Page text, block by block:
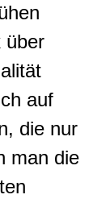
über
auf
die nur
man die